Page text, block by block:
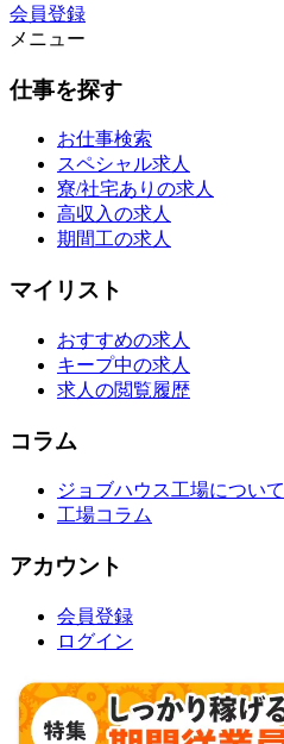
会員登録
メニュー
仕事を探す
お仕事検索
スペシャル求人
寮/社宅ありの求人
高収入の求人
期間工の求人
マイリスト
おすすめの求人
キープ中の求人
求人の閲覧履歴
コラム
ジョブハウス工場について
工場コラム
アカウント
会員登録
ログイン